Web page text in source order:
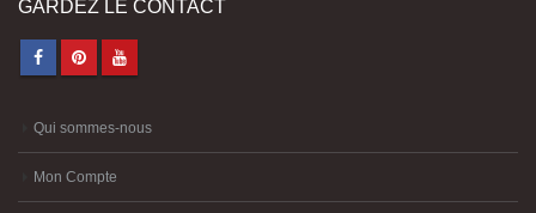
GARDEZ LE CONTACT
Qui sommes-nous
Mon Compte